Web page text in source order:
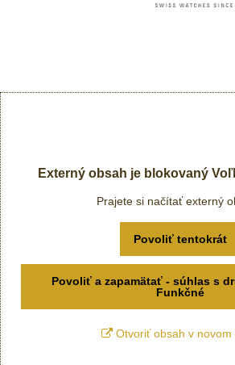
Externý obsah je blokovaný
Prajete si načítať externý
Povoliť tentokrát
Povoliť a zapamätať - súhlas s
Funkčné
Otvoriť obsah v novom